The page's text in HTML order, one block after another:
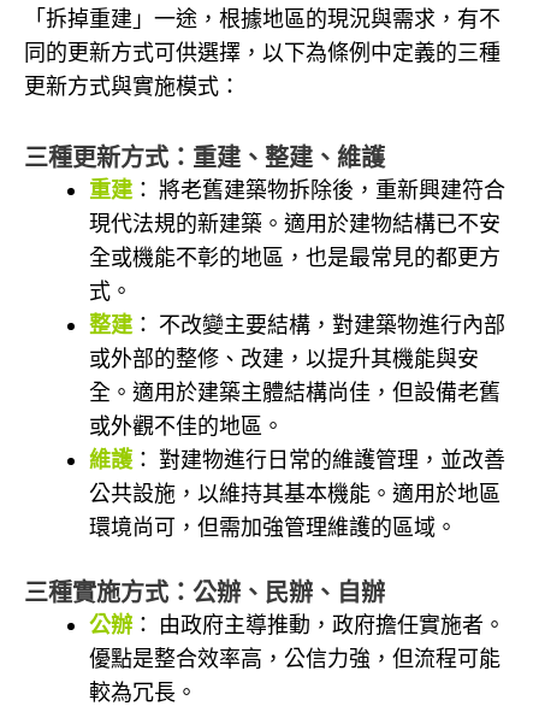
「拆掉重建」一途，根據地區的現況與需求，有不
同的更新方式可供選擇，以下為條例中定義的三種
更新方式與實施模式：
三種更新方式：重建、整建、維護
重建 ： 將老舊建築物拆除後，重新興建符合
現代法規的新建築。適用於建物結構已不安
全或機能不彰的地區，也是最常見的都更方
式。
整建 ： 不改變主要結構，對建築物進行內部
或外部的整修、改建，以提升其機能與安
全。適用於建築主體結構尚佳，但設備老舊
或外觀不佳的地區。
維護 ： 對建物進行日常的維護管理，並改善
公共設施，以維持其基本機能。適用於地區
環境尚可，但需加強管理維護的區域。
三種實施方式：公辦、民辦、自辦
公辦 ： 由政府主導推動，政府擔任實施者。
優點是整合效率高，公信力強，但流程可能
較為冗長。